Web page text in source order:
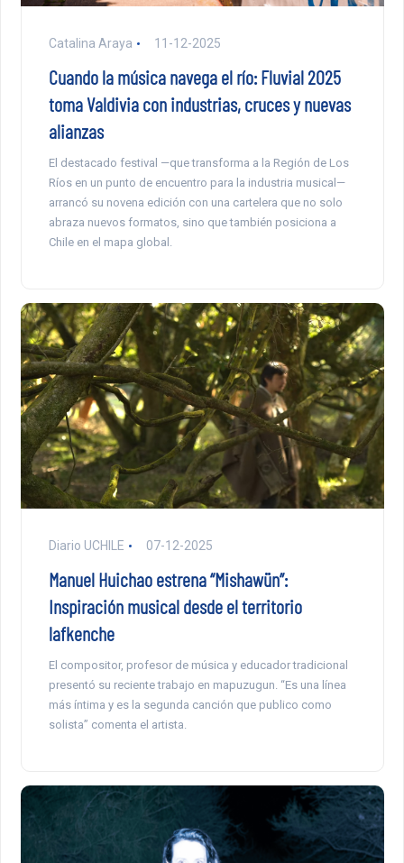
Catalina Araya 11-12-2025
Cuando la música navega el río: Fluvial 2025
toma Valdivia con industrias, cruces y nuevas
alianzas
El destacado festival —que transforma a la Región de Los
Ríos en un punto de encuentro para la industria musical—
arrancó su novena edición con una cartelera que no solo
abraza nuevos formatos, sino que también posiciona a
Chile en el mapa global.
Diario UCHILE 07-12-2025
Manuel Huichao estrena “Mishawün”:
Inspiración musical desde el territorio
lafkenche
El compositor, profesor de música y educador tradicional
presentó su reciente trabajo en mapuzugun. “Es una línea
más íntima y es la segunda canción que publico como
solista” comenta el artista.